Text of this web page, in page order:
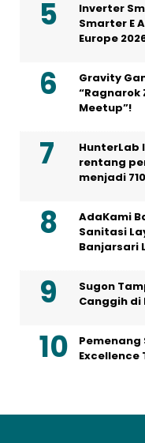
Inverter
Smarter E
Europe
Gravity
“Ragnarok
Meetup”!
HunterLab
rentang
menjadi
AdaKami
Sanitasi
Banjarsari
Sugon
Canggih di
Pemenang
Excellence